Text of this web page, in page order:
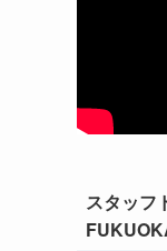
スタッフ